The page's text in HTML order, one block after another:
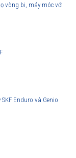
vòng bi, máy móc với
Enduro và Genio